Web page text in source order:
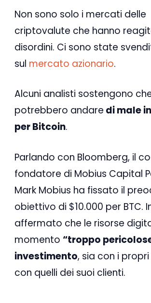
Non sono solo i mercati delle
criptovalute che hanno
disordini. Ci sono state
sul mercato azionario.
Alcuni analisti sostengono
potrebbero andare di male
per Bitcoin.
Parlando con Bloomberg, il
fondatore di Mobius Capital
Mark Mobius ha fissato il
obiettivo di $10.000 per BTC.
affermato che le risorse
momento “troppo
investimento, sia con i
con quelli dei suoi clienti.